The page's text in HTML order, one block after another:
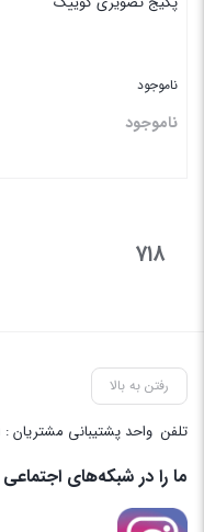
ناموجود
ناموجود
۷۱۸
رفتن به بالا
تلفن واحد پشتیبانی مشتریان : 05135092741 - واحد پشتیبانی : 09157153791 - پشتیبانی واحد فنی سایت : 09058048656
ما را در شبکه‌های اجتماعی